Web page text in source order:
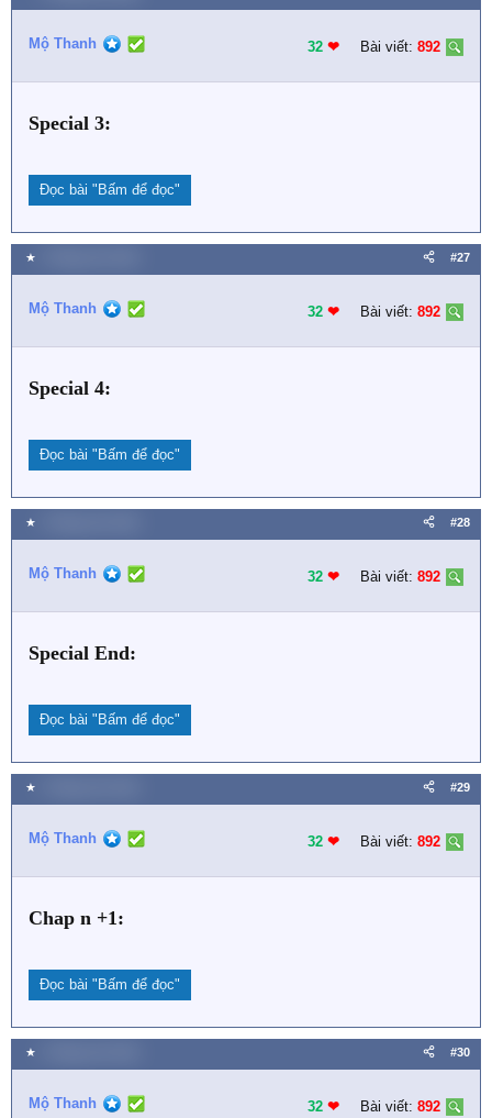
Mộ Thanh 32 ❤︎ Bài viết: 892
Special 3:
Đọc bài "Bấm để đọc"
★ #27
Mộ Thanh 32 ❤︎ Bài viết: 892
Special 4:
Đọc bài "Bấm để đọc"
★ #28
Mộ Thanh 32 ❤︎ Bài viết: 892
Special End:
Đọc bài "Bấm để đọc"
★ #29
Mộ Thanh 32 ❤︎ Bài viết: 892
Chap n +1:
Đọc bài "Bấm để đọc"
★ #30
Mộ Thanh 32 ❤︎ Bài viết: 892